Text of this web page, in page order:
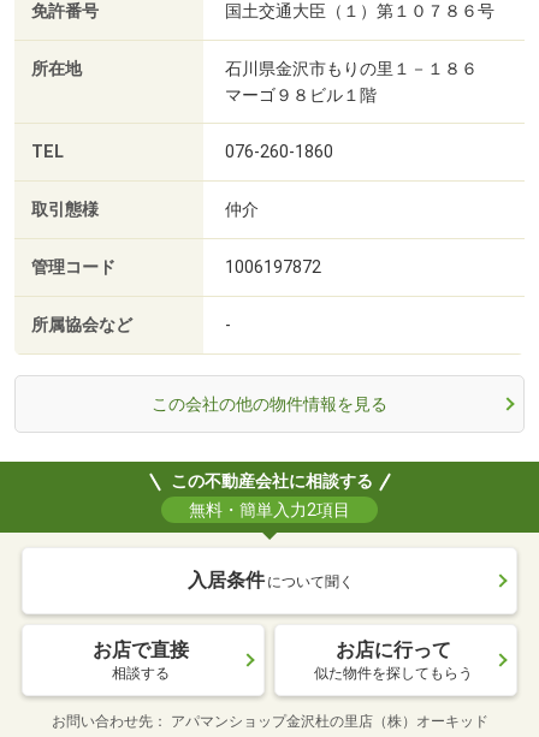
免許番号 国土交通大臣（１）第１０７８６号
所在地
石川県金沢市もりの里１－１８６
マーゴ９８ビル１階
TEL 076-260-1860
取引態様 仲介
管理コード 1006197872
所属協会など -
この会社の他の物件情報を見る
この不動産会社に相談する
無料・簡単入力2項目
入居条件 について聞く
お店で直接
相談する
お店に行って
似た物件を探してもらう
お問い合わせ先 アパマンショップ金沢杜の里店（株）オーキッド